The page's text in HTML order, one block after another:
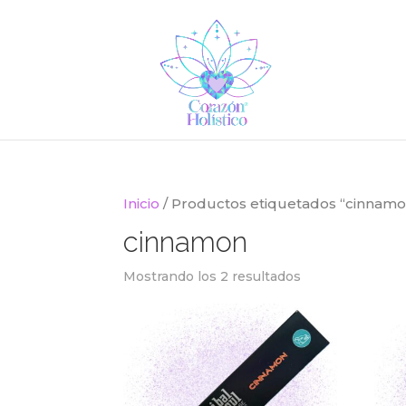
Inicio / Productos etiquetados
cinnamon
Mostrando los 2 resultados